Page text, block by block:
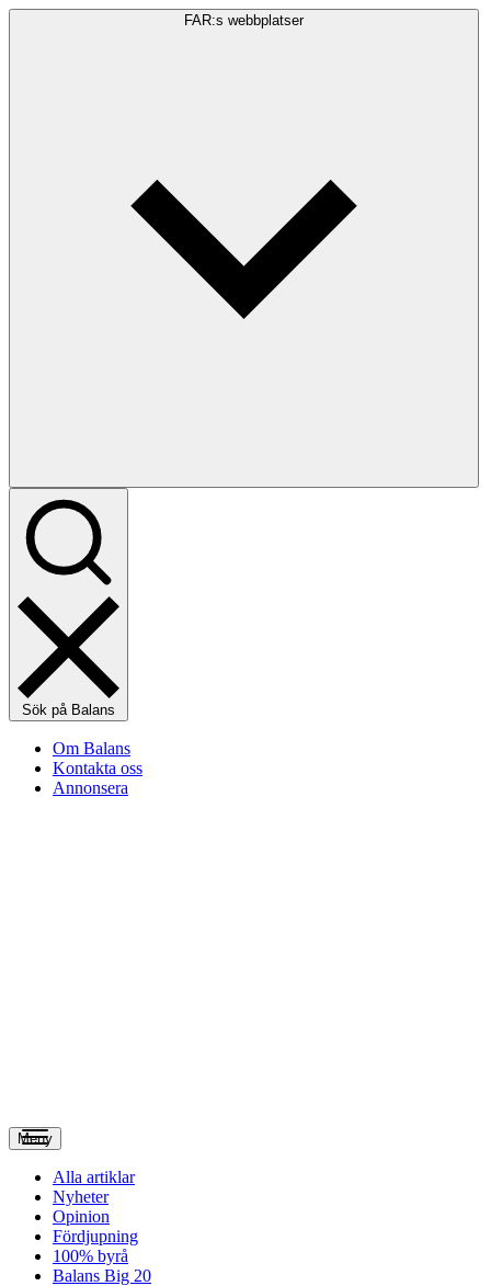
FAR:s webbplatser
Sök på Balans
Om Balans
Kontakta oss
Annonsera
Meny
Alla artiklar
Nyheter
Opinion
Fördjupning
100% byrå
Balans Big 20